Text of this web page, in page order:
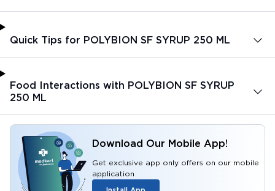
Quick Tips for POLYBION SF SYRUP 250 ML
Food Interactions with POLYBION SF SYRUP
250 ML
Download Our Mobile App!
Get exclusive app only offers on our mobile
application